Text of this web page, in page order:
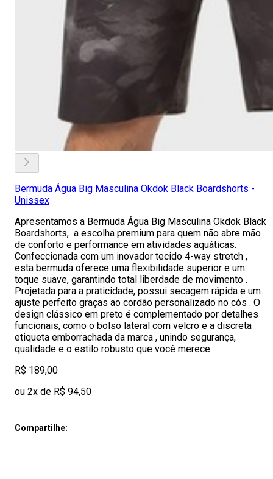
Bermuda Água Big Masculina Okdok Black Boardshorts -
Unissex
Apresentamos a Bermuda Água Big Masculina Okdok Black
Boardshorts, a escolha premium para quem não abre mão
de conforto e performance em atividades aquáticas.
Confeccionada com um inovador tecido 4-way stretch ,
esta bermuda oferece uma flexibilidade superior e um
toque suave, garantindo total liberdade de movimento .
Projetada para a praticidade, possui secagem rápida e um
ajuste perfeito graças ao cordão personalizado no cós . O
design clássico em preto é complementado por detalhes
funcionais, como o bolso lateral com velcro e a discreta
etiqueta emborrachada da marca , unindo segurança,
qualidade e o estilo robusto que você merece.
R$ 189,00
ou 2x de R$ 94,50
Compartilhe: